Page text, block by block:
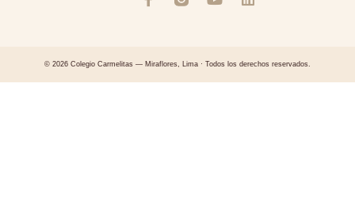
© 2026 Colegio Carmelitas — Miraflores, Lima · Todos los derechos reservados.